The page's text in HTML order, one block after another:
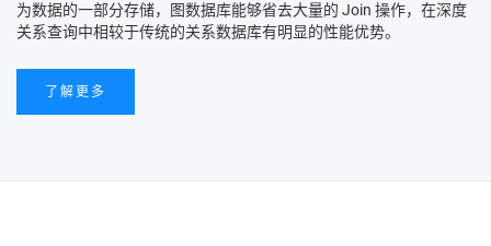
为数据的一部分存储，图数据库能够省去大量的 Join 操作，在深度
关系查询中相较于传统的关系数据库有明显的性能优势。
了解更多